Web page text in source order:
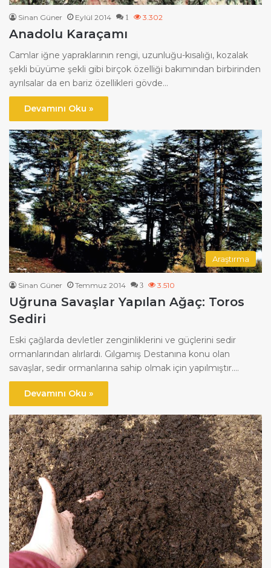
Sinan Güner Eylül 2014 1 3.302
Anadolu Karaçamı
Camlar iğne yapraklarının rengi, uzunluğu-kısalığı, kozalak
şekli büyüme şekli gibi birçok özelliği bakımından birbirinden
ayrılsalar da en bariz özellikleri gövde…
Devamını Oku »
Araştırma
Sinan Güner Temmuz 2014 3 3.510
Uğruna Savaşlar Yapılan Ağaç: Toros
Sediri
Eski çağlarda devletler zenginliklerini ve güçlerini sedir
ormanlarından alırlardı. Gılgamış Destanına konu olan
savaşlar, sedir ormanlarına sahip olmak için yapılmıştır.…
Devamını Oku »